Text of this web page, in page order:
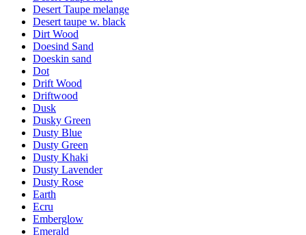
Desert Taupe melange
Desert taupe w. black
Dirt Wood
Doesind Sand
Doeskin sand
Dot
Drift Wood
Driftwood
Dusk
Dusky Green
Dusty Blue
Dusty Green
Dusty Khaki
Dusty Lavender
Dusty Rose
Earth
Ecru
Emberglow
Emerald